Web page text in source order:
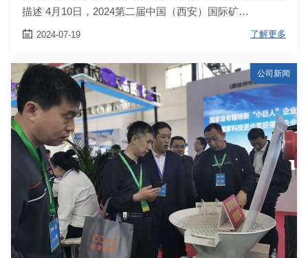
描述 4月10日，2024第二届中国（西安）国际矿…
 2024-07-19 了解更多
公司新闻